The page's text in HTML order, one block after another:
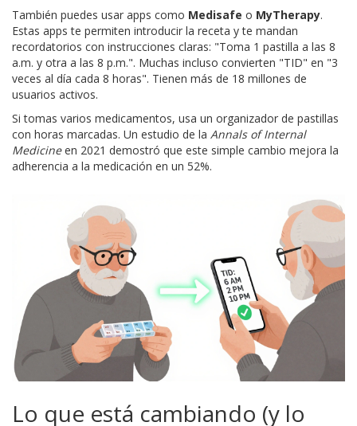
También puedes usar apps como Medisafe o MyTherapy.
Estas apps te permiten introducir la receta y te mandan
recordatorios con instrucciones claras: "Toma 1 pastilla a las 8
a.m. y otra a las 8 p.m.". Muchas incluso convierten "TID" en "3
veces al día cada 8 horas". Tienen más de 18 millones de
usuarios activos.
Si tomas varios medicamentos, usa un organizador de pastillas
con horas marcadas. Un estudio de la Annals of Internal
Medicineen 2021 demostró que este simple cambio mejora la
adherencia a la medicación en un 52%.
Lo que está cambiando (y lo